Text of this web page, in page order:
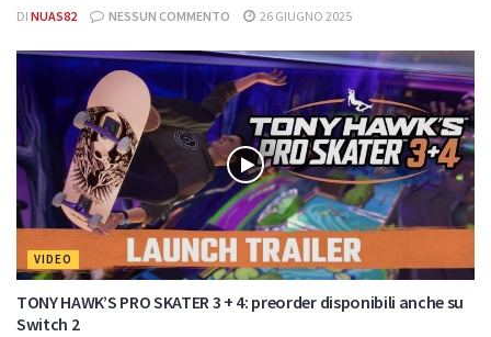
DI NUAS82 NESSUN COMMENTO 26 GIUGNO 2025
VIDEO
TONY HAWK’S PRO SKATER 3 + 4: preorder disponibili anche su
Switch 2